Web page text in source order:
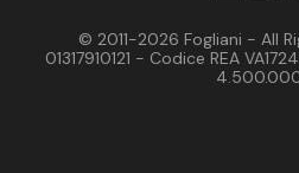
© 2011-2026 Fogliani - All
01317910121 - Codice REA